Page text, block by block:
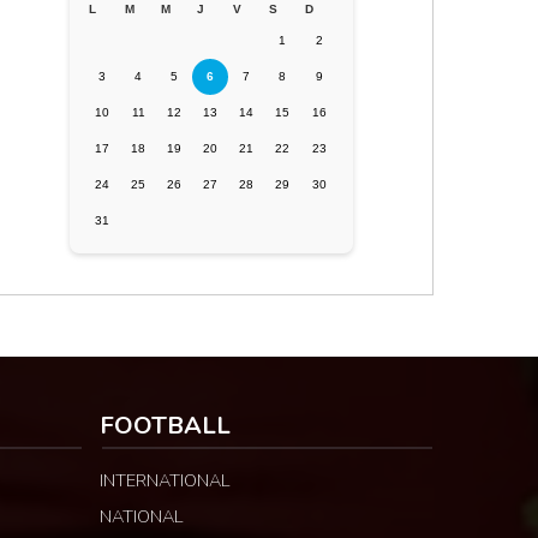
L M M J V S D
1 2
3 4 5 6 7 8 9
10 11 12 13 14 15 16
17 18 19 20 21 22 23
24 25 26 27 28 29 30
31
FOOTBALL
INTERNATIONAL
NATIONAL